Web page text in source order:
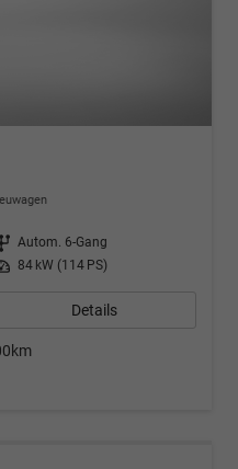
Getriebe Autom. 6-Gang
Leistung 84 kW (114 PS)
Details